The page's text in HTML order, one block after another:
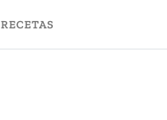
RECETAS